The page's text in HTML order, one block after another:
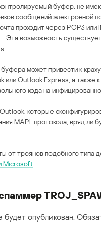
буфер, не
сообщений электронной
проходит через POP3 или
Эта возможность
может привести к
или Outlook Express, а также
кода на
которые
MAPI-протокола, вряд ли
от троянов подобного типа
Microsoft
опубликован.